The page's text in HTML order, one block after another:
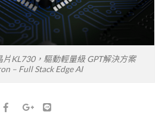
KL730，驅動輕量級 GPT解決方案
– Full Stack Edge AI